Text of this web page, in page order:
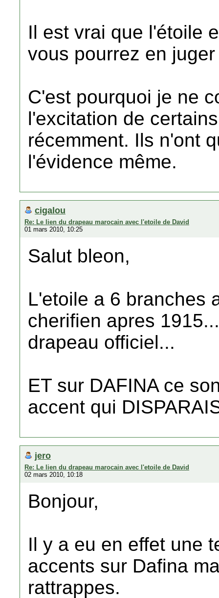
Il est vrai que l'étoile
vous pourrez en
C'est pourquoi je ne
l'excitation de
récemment. Ils n'ont
l'évidence même.
cigalou
Re: Le lien du drapeau marocain avec l'etoile de David
01 mars 2010, 10:25
Salut bleon,
L'etoile a 6 branches
cherifien apres
drapeau officiel...
ET sur DAFINA ce
accent qui
jero
Re: Le lien du drapeau marocain avec l'etoile de David
02 mars 2010, 10:18
Bonjour,
Il y a eu en effet une
accents sur Dafina
rattrappes.